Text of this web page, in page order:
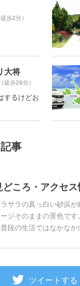
徒歩2分）
大将
（徒歩28分）
するけどお
事
ころ・アクセス
サラの真っ白い砂浜
ジそのままの景色で
段の生活ではなかな
ころや人気の観光ス
ツイートする